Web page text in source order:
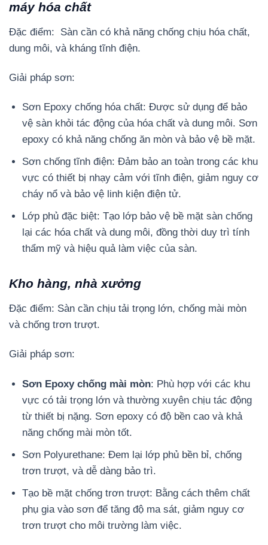
máy hóa chất
Đặc điểm: Sàn cần có khả năng chống chịu hóa chất,
dung môi, và kháng tĩnh điện.
Giải pháp sơn:
Sơn Epoxy chống hóa chất: Được sử dụng để bảo
vệ sàn khỏi tác động của hóa chất và dung môi. Sơn
epoxy có khả năng chống ăn mòn và bảo vệ bề mặt.
Sơn chống tĩnh điện: Đảm bảo an toàn trong các khu
vực có thiết bị nhạy cảm với tĩnh điện, giảm nguy cơ
cháy nổ và bảo vệ linh kiện điện tử.
Lớp phủ đặc biệt: Tạo lớp bảo vệ bề mặt sàn chống
lại các hóa chất và dung môi, đồng thời duy trì tính
thẩm mỹ và hiệu quả làm việc của sàn.
Kho hàng, nhà xưởng
Đặc điểm: Sàn cần chịu tải trọng lớn, chống mài mòn
và chống trơn trượt.
Giải pháp sơn:
Sơn Epoxy chống mài mòn: Phù hợp với các khu
vực có tải trọng lớn và thường xuyên chịu tác động
từ thiết bị nặng. Sơn epoxy có độ bền cao và khả
năng chống mài mòn tốt.
Sơn Polyurethane: Đem lại lớp phủ bền bỉ, chống
trơn trượt, và dễ dàng bảo trì.
Tạo bề mặt chống trơn trượt: Bằng cách thêm chất
phụ gia vào sơn để tăng độ ma sát, giảm nguy cơ
trơn trượt cho môi trường làm việc.